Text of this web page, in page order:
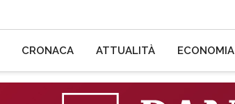
CRONACA ATTUALITÀ ECONOMIA